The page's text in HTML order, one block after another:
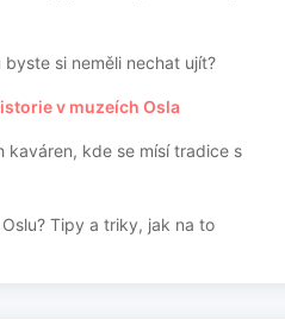
si neměli nechat ujít?
v muzeích Osla
kaváren, kde se mísí tradice s
Tipy a triky, jak na to